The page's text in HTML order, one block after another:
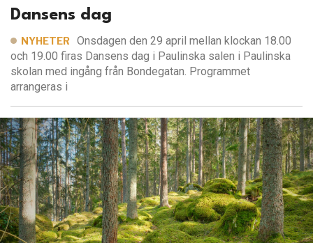
Dansens dag
NYHETER Onsdagen den 29 april mellan klockan 18.00
och 19.00 firas Dansens dag i Paulinska salen i Paulinska
skolan med ingång från Bondegatan. Programmet
arrangeras i